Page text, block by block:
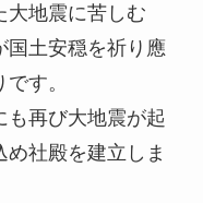
大地震に苦しむ
国土安穏を祈り應
す。
も再び大地震が起
社殿を建立しま